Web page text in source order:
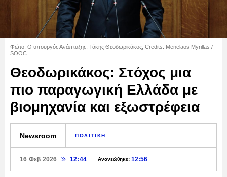
Φώτο: Ο υπουργός Ανάπτυξης, Τάκης Θεοδωρικάκος, Credits: Menelaos Myrillas /
SOOC
Θεοδωρικάκος: Στόχος μια
πιο παραγωγική Ελλάδα με
βιομηχανία και εξωστρέφεια
Newsroom ΠΟΛΙΤΙΚΗ
16 Φεβ 2026 12:44 Ανανεώθηκε: 12:56